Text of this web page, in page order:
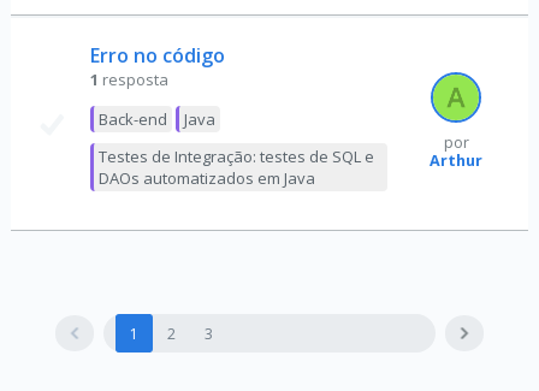
Erro no código
1 resposta
Back-end
Java
Testes de Integração: testes de SQL e
DAOs automatizados em Java
por
Arthur
1 2 3